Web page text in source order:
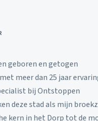
geboren en getogen
meer dan 25 jaar
bij Ontstoppen
deze stad als mijn
kern in het Dorp tot de